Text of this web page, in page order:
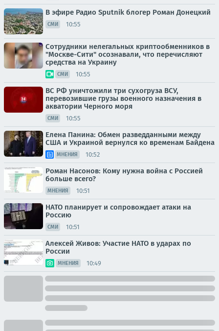
В эфире Радио Sputnik блогер Роман Донецкий
СМИ 10:55
Сотрудники нелегальных криптообменников в
"Москве-Сити" осознавали, что перечисляют
средства на Украину
СМИ 10:55
ВС РФ уничтожили три сухогруза ВСУ,
перевозившие грузы военного назначения в
акватории Черного моря
СМИ 10:55
Елена Панина: Обмен разведданными между
США и Украиной вернулся ко временам Байдена
МНЕНИЯ 10:52
Роман Насонов: Кому нужна война с Россией
больше всего?
МНЕНИЯ 10:51
НАТО планирует и сопровождает атаки на
Россию
СМИ 10:51
Алексей Живов: Участие НАТО в ударах по
России
МНЕНИЯ 10:49